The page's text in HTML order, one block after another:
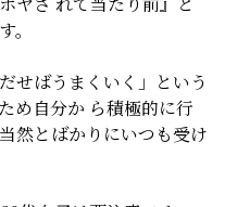
せばうまくいく」という
め自分か ら積極的に行
然とばかりにいつも受け